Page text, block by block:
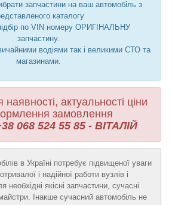
запчастини на ваш автомобіль з
каталогу
по VIN номеру ОРИГІНАЛЬНУ
запчастину.
водіями так і великими СТО та
магазинами.
актуальності ціни
замовлення
068 524 55 85 - ВІТАЛІЙ
в Україні потребує підвищеної уваги
і надійної работи вузлів і
необхідні якісні запчастини, сучасні
Інакше сучасний автомобіль не